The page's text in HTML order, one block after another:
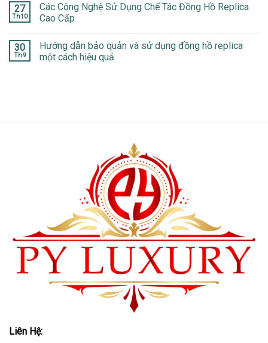
27
Th10
Các Công Nghệ Sử Dụng Chế Tác Đồng Hồ Replica
Cao Cấp
30
Th9
Hướng dẫn bảo quản và sử dụng đồng hồ replica
một cách hiệu quả
Liên Hệ: